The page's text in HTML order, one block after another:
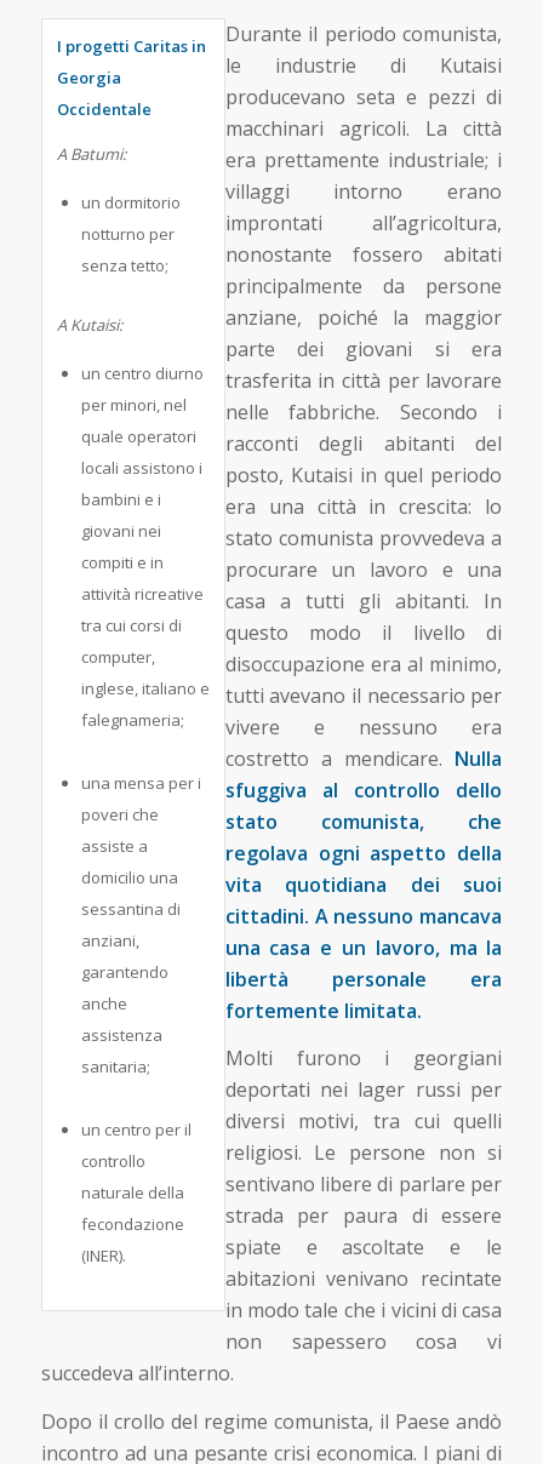
I progetti Caritas in
Georgia
Occidentale
A Batumi:
un dormitorio
notturno per
senza tetto;
A Kutaisi:
un centro diurno
per minori, nel
quale operatori
locali assistono i
bambini e i
giovani nei
compiti e in
attività ricreative
tra cui corsi di
computer,
inglese, italiano e
falegnameria;
una mensa per i
poveri che
assiste a
domicilio una
sessantina di
anziani,
garantendo
anche
assistenza
sanitaria;
un centro per il
controllo
naturale della
fecondazione
(INER).
Durante il periodo comunista,
le industrie di Kutaisi
producevano seta e pezzi di
macchinari agricoli. La città
era prettamente industriale; i
villaggi intorno erano
improntati all’agricoltura,
nonostante fossero abitati
principalmente da persone
anziane, poiché la maggior
parte dei giovani si era
trasferita in città per lavorare
nelle fabbriche. Secondo i
racconti degli abitanti del
posto, Kutaisi in quel periodo
era una città in crescita: lo
stato comunista provvedeva a
procurare un lavoro e una
casa a tutti gli abitanti. In
questo modo il livello di
disoccupazione era al minimo,
tutti avevano il necessario per
vivere e nessuno era
costretto a mendicare. Nulla
sfuggiva al controllo dello
stato comunista, che
regolava ogni aspetto della
vita quotidiana dei suoi
cittadini. A nessuno mancava
una casa e un lavoro, ma la
libertà personale era
fortemente limitata.
Molti furono i georgiani
deportati nei lager russi per
diversi motivi, tra cui quelli
religiosi. Le persone non si
sentivano libere di parlare per
strada per paura di essere
spiate e ascoltate e le
abitazioni venivano recintate
in modo tale che i vicini di casa
non sapessero cosa vi
succedeva all’interno.
Dopo il crollo del regime comunista, il Paese andò
incontro ad una pesante crisi economica. I piani di